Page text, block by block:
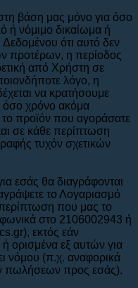
βάση μας μόνο για όσο
ή νόμιμο δικαίωμα ή
Δεδομένου ότι αυτό δεν
προτέρων, η περίοδος
από Χρήστη σε
λόγο, η
να κρατήσουμε
όσο χρόνο ακόμα
προϊόν που αγοράσατε
σε κάθε περίπτωση
τυχόν σχετικών
εσάς θα διαγράφονται
το Λογαριασμό
που μας το
στο 2106002943 ή
εκτός εάν
ορισμένα εξ αυτών για
νόμου (π.χ. αναφορικά
πωλήσεων προς εσάς).